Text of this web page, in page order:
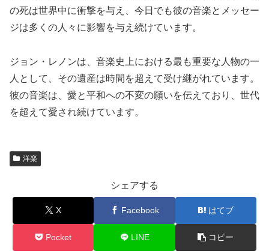
の死は世界中に衝撃を与え、今日でも彼の音楽とメッセー
ジは多くの人々に影響を与え続けています。
ジョン・レノンは、音楽史上における最も重要な人物の一
人として、その遺産は時間を超えて受け継がれています。
彼の音楽は、愛と平和への不変の願いを伝えており、世代
を超えて愛され続けています。
洋楽
シェアする
X Facebook はてブ
Pocket LINE コピー